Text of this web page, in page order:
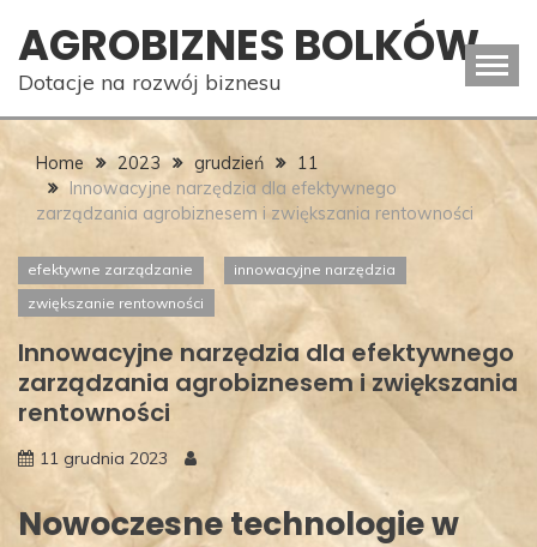
content
AGROBIZNES BOLKÓW
Dotacje na rozwój biznesu
Home 2023 grudzień
11
Innowacyjne narzędzia dla efektywnego
zarządzania agrobiznesem i zwiększania rentowności
efektywne zarządzanie
innowacyjne narzędzia
zwiększanie rentowności
Innowacyjne narzędzia dla efektywnego
zarządzania agrobiznesem i zwiększania
rentowności
11 grudnia 2023
Nowoczesne technologie w